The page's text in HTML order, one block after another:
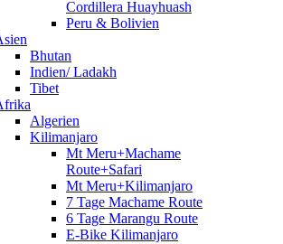
Cordillera Huayhuash
Peru & Bolivien
Bhutan
Indien/ Ladakh
Tibet
Algerien
Kilimanjaro
Mt Meru+Machame
Route+Safari
Mt Meru+Kilimanjaro
7 Tage Machame Route
6 Tage Marangu Route
E-Bike Kilimanjaro